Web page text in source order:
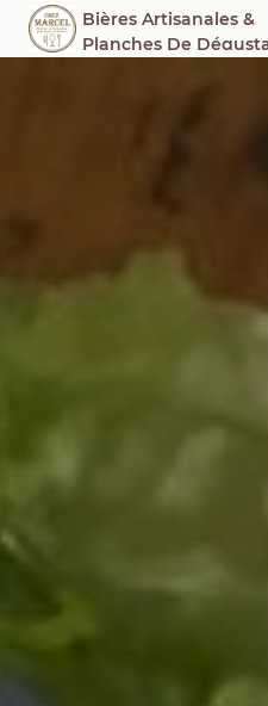
Bières Artisanales &
Planches De